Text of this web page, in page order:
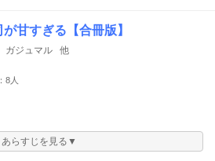
甘すぎる【合冊版】
ガジュマル 他
8人
あらすじを見る▼